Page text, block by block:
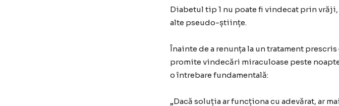
Diabetul tip 1 nu poate fi vindecat prin
alte pseudo-științe.
Înainte de a renunța la un tratament
promite vindecări miraculoase peste
o întrebare fundamentală:
„Dacă soluția ar funcționa cu adevărat, ar